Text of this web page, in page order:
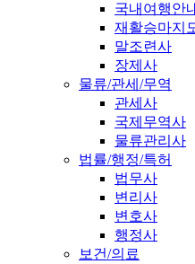
국내여행안
재활승마지
말조련사
장제사
물류/관세/무역
관세사
국제무역사
물류관리사
법률/행정/특허
법무사
변리사
변호사
행정사
보건/의료